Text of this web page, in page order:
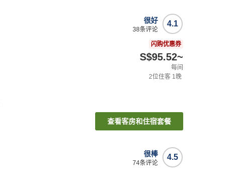
4.1
很好
38条评论
闪购优惠券
S$95.52~
每间
2位住客 1晚
查看客房和住宿套餐
4.5
很棒
74条评论